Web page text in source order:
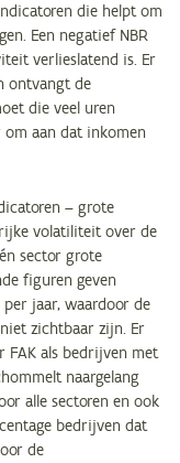
die helpt om
Een negatief NBR
verlieslatend is. Er
ontvangt de
die veel uren
aan dat inkomen
– grote
volatiliteit over de
sector grote
figuren geven
jaar, waardoor de
zichtbaar zijn. Er
FAK als bedrijven met
naargelang
alle sectoren en ook
bedrijven dat
de